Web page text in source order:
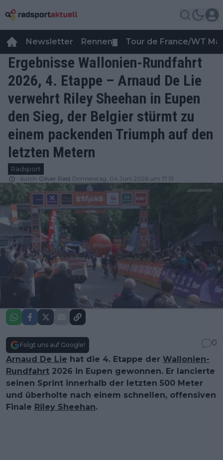
Newsletter Rennen Tour de France/WT
Ergebnisse Wallonien-Rundfahrt
2026, 4. Etappe – Arnaud De Lie
verwehrt Riley Sheehan in Eupen
den Sieg, der Belgier stürmt zu
einem packenden Triumph auf den
letzten Metern
Radsport
durch Oliver Ried Donnerstag, 04 Juni 2026 um 17:51
Folgt uns auf Google!
0
Arnaud De Lie hat die 4. Etappe der Wallonien-
Rundfahrt 2026 in Eupen gewonnen. Er lancierte
seinen Sprint innerhalb der letzten 500 Meter
und überholte nach einem schnellen, offensiven
Finale Riley Sheehan.